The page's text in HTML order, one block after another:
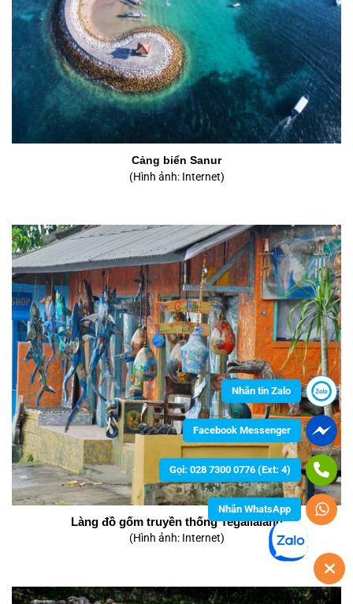
Cảng biển Sanur
(Hình ảnh: Internet)
Làng đồ gốm truyền thống Tegallalang
(Hình ảnh: Internet)
Nhắn tin Zalo
Facebook Messenger
Gọi: 028 7300 0776 (Ext: 4)
Nhắn WhatsApp